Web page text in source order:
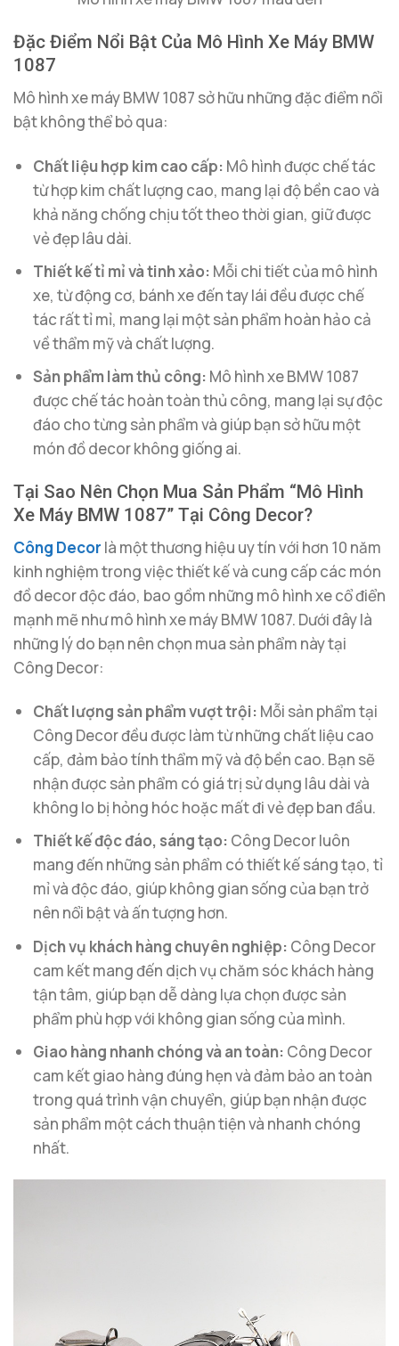
Đặc Điểm Nổi Bật Của Mô Hình Xe Máy BMW
1087
Mô hình xe máy BMW 1087 sở hữu những đặc điểm nổi
bật không thể bỏ qua:
Chất liệu hợp kim cao cấp: Mô hình được chế tác
từ hợp kim chất lượng cao, mang lại độ bền cao và
khả năng chống chịu tốt theo thời gian, giữ được
vẻ đẹp lâu dài.
Thiết kế tỉ mỉ và tinh xảo: Mỗi chi tiết của mô hình
xe, từ động cơ, bánh xe đến tay lái đều được chế
tác rất tỉ mỉ, mang lại một sản phẩm hoàn hảo cả
về thẩm mỹ và chất lượng.
Sản phẩm làm thủ công: Mô hình xe BMW 1087
được chế tác hoàn toàn thủ công, mang lại sự độc
đáo cho từng sản phẩm và giúp bạn sở hữu một
món đồ decor không giống ai.
Tại Sao Nên Chọn Mua Sản Phẩm “Mô Hình
Xe Máy BMW 1087” Tại Công Decor?
Công Decor là một thương hiệu uy tín với hơn 10 năm
kinh nghiệm trong việc thiết kế và cung cấp các món
đồ decor độc đáo, bao gồm những mô hình xe cổ điển
mạnh mẽ như mô hình xe máy BMW 1087. Dưới đây là
những lý do bạn nên chọn mua sản phẩm này tại
Công Decor:
Chất lượng sản phẩm vượt trội: Mỗi sản phẩm tại
Công Decor đều được làm từ những chất liệu cao
cấp, đảm bảo tính thẩm mỹ và độ bền cao. Bạn sẽ
nhận được sản phẩm có giá trị sử dụng lâu dài và
không lo bị hỏng hóc hoặc mất đi vẻ đẹp ban đầu.
Thiết kế độc đáo, sáng tạo: Công Decor luôn
mang đến những sản phẩm có thiết kế sáng tạo, tỉ
mỉ và độc đáo, giúp không gian sống của bạn trở
nên nổi bật và ấn tượng hơn.
Dịch vụ khách hàng chuyên nghiệp: Công Decor
cam kết mang đến dịch vụ chăm sóc khách hàng
tận tâm, giúp bạn dễ dàng lựa chọn được sản
phẩm phù hợp với không gian sống của mình.
Giao hàng nhanh chóng và an toàn: Công Decor
cam kết giao hàng đúng hẹn và đảm bảo an toàn
trong quá trình vận chuyển, giúp bạn nhận được
sản phẩm một cách thuận tiện và nhanh chóng
nhất.